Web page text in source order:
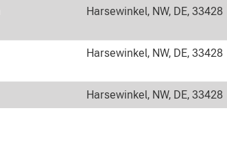
Harsewinkel, NW, DE, 33428
Harsewinkel, NW, DE, 33428
Harsewinkel, NW, DE, 33428